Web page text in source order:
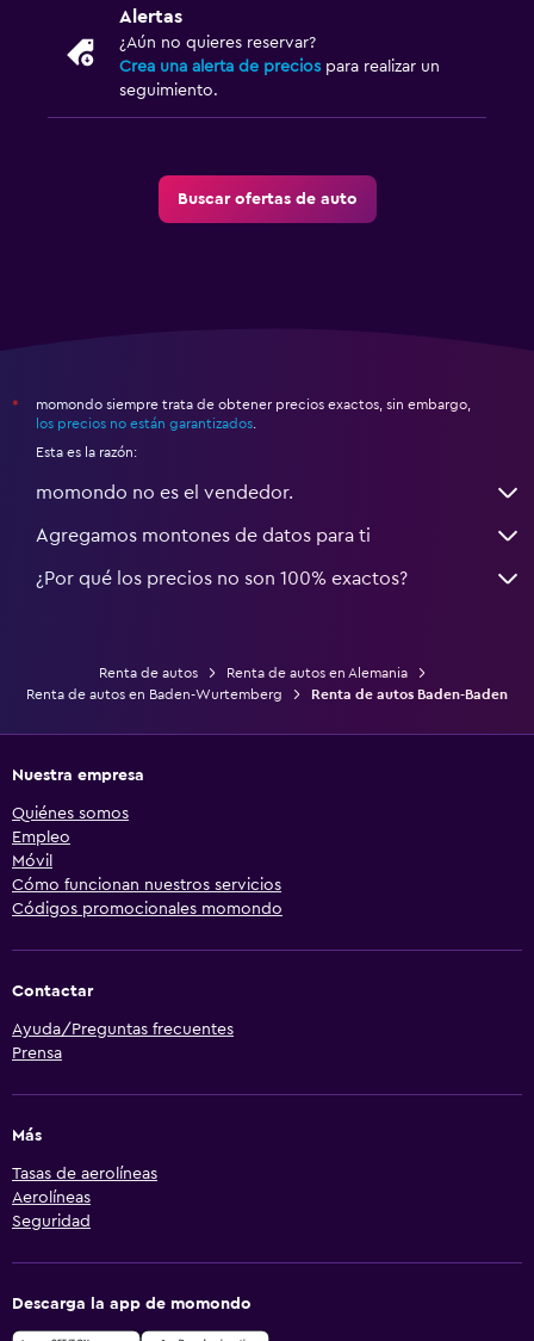
Alertas
¿Aún no quieres reservar?
Crea una alerta de precios para realizar un
seguimiento.
Buscar ofertas de auto
*
momondo siempre trata de obtener precios exactos, sin embargo,
los precios no están garantizados.
Esta es la razón:
momondo no es el vendedor.
Agregamos montones de datos para ti
¿Por qué los precios no son 100% exactos?
Renta de autos
Renta de autos en Alemania
Renta de autos en Baden-Wurtemberg
Renta de autos Baden-Baden
Nuestra empresa
Quiénes somos
Empleo
Móvil
Cómo funcionan nuestros servicios
Códigos promocionales momondo
Contactar
Ayuda/Preguntas frecuentes
Prensa
Más
Tasas de aerolíneas
Aerolíneas
Seguridad
Descarga la app de momondo